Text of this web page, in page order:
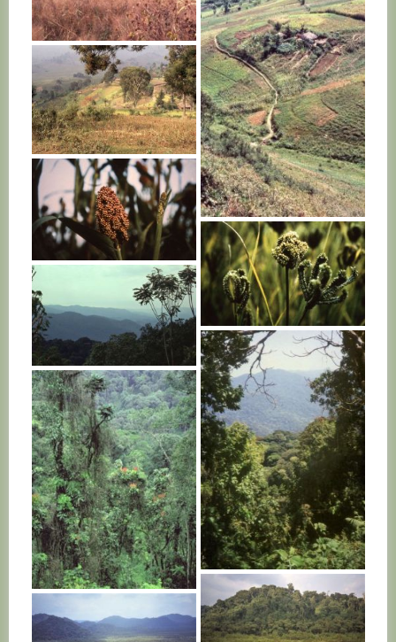
RWANDA
RWANDA
RWANDA
RWANDA
RWANDA
RWANDA